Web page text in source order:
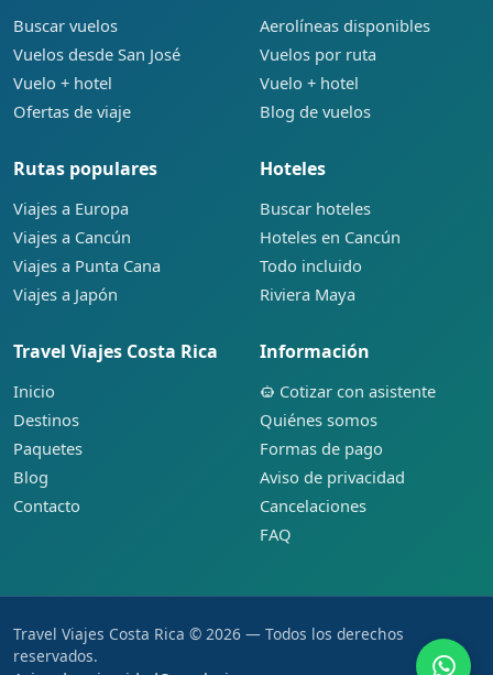
Buscar vuelos
Vuelos desde San José
Vuelo + hotel
Ofertas de viaje
Aerolíneas disponibles
Vuelos por ruta
Vuelo + hotel
Blog de vuelos
Rutas populares
Viajes a Europa
Viajes a Cancún
Viajes a Punta Cana
Viajes a Japón
Hoteles
Buscar hoteles
Hoteles en Cancún
Todo incluido
Riviera Maya
Travel Viajes Costa Rica
Inicio
Destinos
Paquetes
Blog
Contacto
Información
Cotizar con asistente
Quiénes somos
Formas de pago
Aviso de privacidad
Cancelaciones
FAQ
Travel Viajes Costa Rica © 2026 — Todos los derechos
reservados.